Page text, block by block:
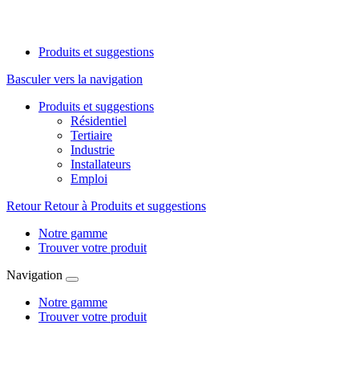
Produits et suggestions
Basculer vers la navigation
Produits et suggestions
Résidentiel
Tertiaire
Industrie
Installateurs
Emploi
Retour Retour à Produits et suggestions
Notre gamme
Trouver votre produit
Navigation
Notre gamme
Trouver votre produit